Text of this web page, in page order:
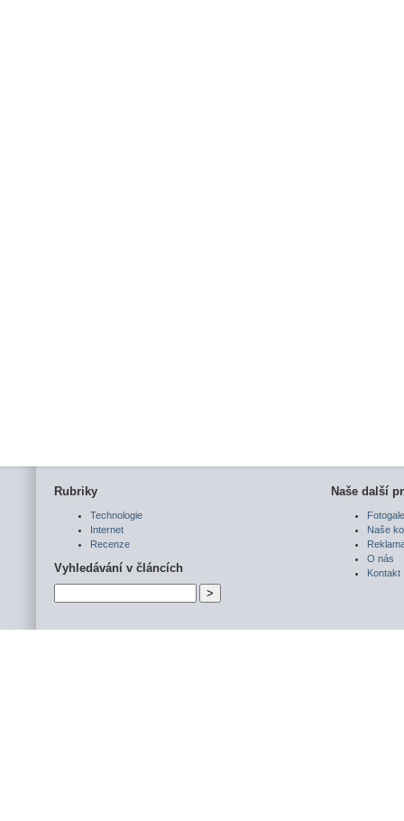
Rubriky
Technologie
Internet
Recenze
Vyhledávání v článcích
Naše další
Naše
O nás
Kontakt